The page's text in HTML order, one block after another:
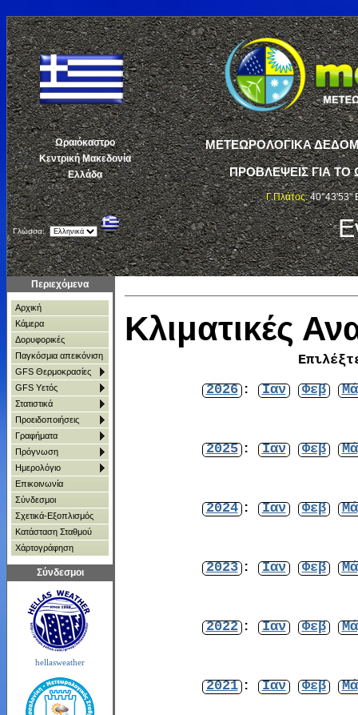
Ωραιόκαστρο
Κεντρική Μακεδονία
Ελλάδα
ΜΕΤΕΩΡΟΛΟΓΙΚΑ
ΠΡΟΒΛΕΨΕΙΣ ΓΙΑ ΤΟ
Γ.Πλάτος:40°43'53"
Γλώσσα:
Περιεχόμενα
Αρχική
Κάμερα
Δορυφορικές
Παγκόσμια απεικόνιση
GFS Θερμοκρασίες
GFS Υετός
Στατιστικά
Προειδοποιήσεις
Γραφήματα
Πρόγνωση
Ημερολόγιο
Επικοινωνία
Σύνδεσμοι
Σχετικά-Εξοπλισμός
Κατάσταση Σταθμού
Χάρτoγράφηση
Σύνδεσμοι
hellasweather
Κλιματικές
2026 : Ιαν Φεβ
2025 : Ιαν Φεβ
2024 : Ιαν Φεβ
2023 : Ιαν Φεβ
2022 : Ιαν Φεβ
2021 : Ιαν Φεβ